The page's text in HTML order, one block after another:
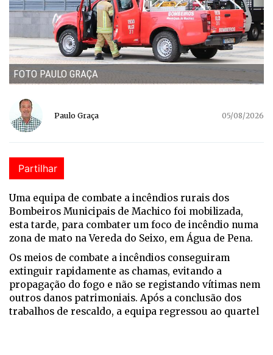
FOTO PAULO GRAÇA
Paulo Graça 05/08/2026
Partilhar
Uma equipa de combate a incêndios rurais dos
Bombeiros Municipais de Machico foi mobilizada,
esta tarde, para combater um foco de incêndio numa
zona de mato na Vereda do Seixo, em Água de Pena.
Os meios de combate a incêndios conseguiram
extinguir rapidamente as chamas, evitando a
propagação do fogo e não se registando vítimas nem
outros danos patrimoniais. Após a conclusão dos
trabalhos de rescaldo, a equipa regressou ao quartel